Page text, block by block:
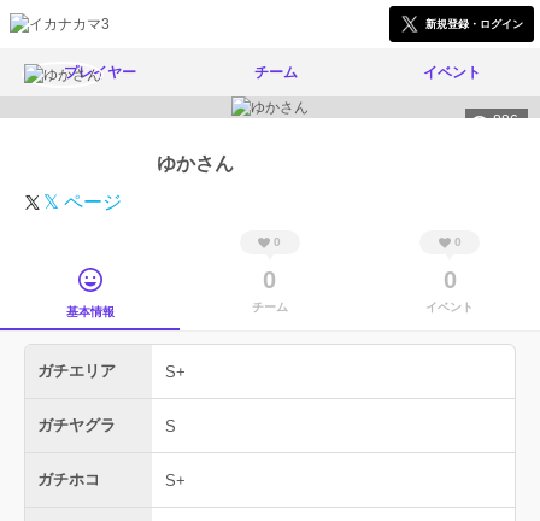
新規登録・ログイン
プレイヤー チーム イベント
886
ゆかさん
𝕏 ページ
基本情報
0
0
チーム
0
0
イベント
ガチエリア S+
ガチヤグラ S
ガチホコ S+